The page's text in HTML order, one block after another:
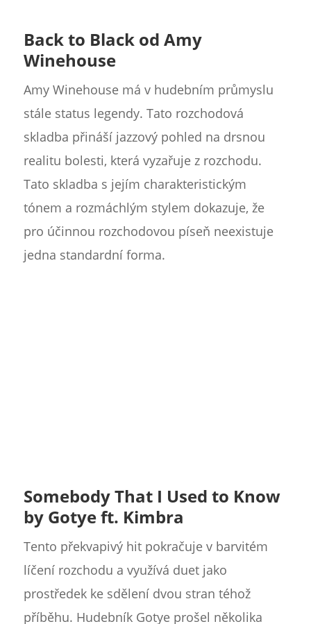
Back to Black od Amy
Winehouse
Amy Winehouse má v hudebním průmyslu
stále status legendy. Tato rozchodová
skladba přináší jazzový pohled na drsnou
realitu bolesti, která vyzařuje z rozchodu.
Tato skladba s jejím charakteristickým
tónem a rozmáchlým stylem dokazuje, že
pro účinnou rozchodovou píseň neexistuje
jedna standardní forma.
Somebody That I Used to Know
by Gotye ft. Kimbra
Tento překvapivý hit pokračuje v barvitém
líčení rozchodu a využívá duet jako
prostředek ke sdělení dvou stran téhož
příběhu. Hudebník Gotye prošel několika